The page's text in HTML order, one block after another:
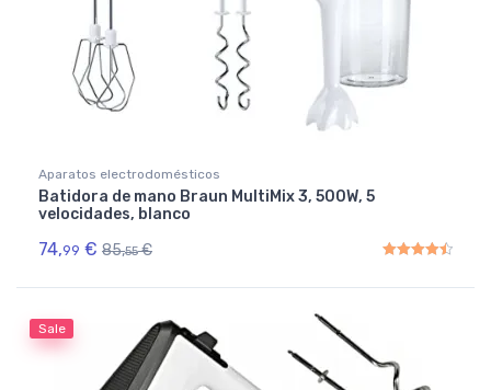
Aparatos electrodomésticos
Batidora de mano Braun MultiMix 3, 500W, 5
velocidades, blanco
74,99 € 85,55 €
Sale